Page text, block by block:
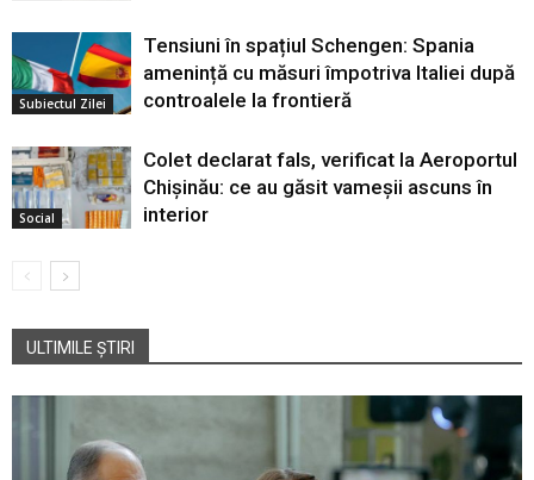
Subiectul Zilei
Tensiuni în spațiul Schengen: Spania
amenință cu măsuri împotriva Italiei după
controalele la frontieră
Social
Colet declarat fals, verificat la Aeroportul
Chișinău: ce au găsit vameșii ascuns în
interior
ULTIMILE ȘTIRI